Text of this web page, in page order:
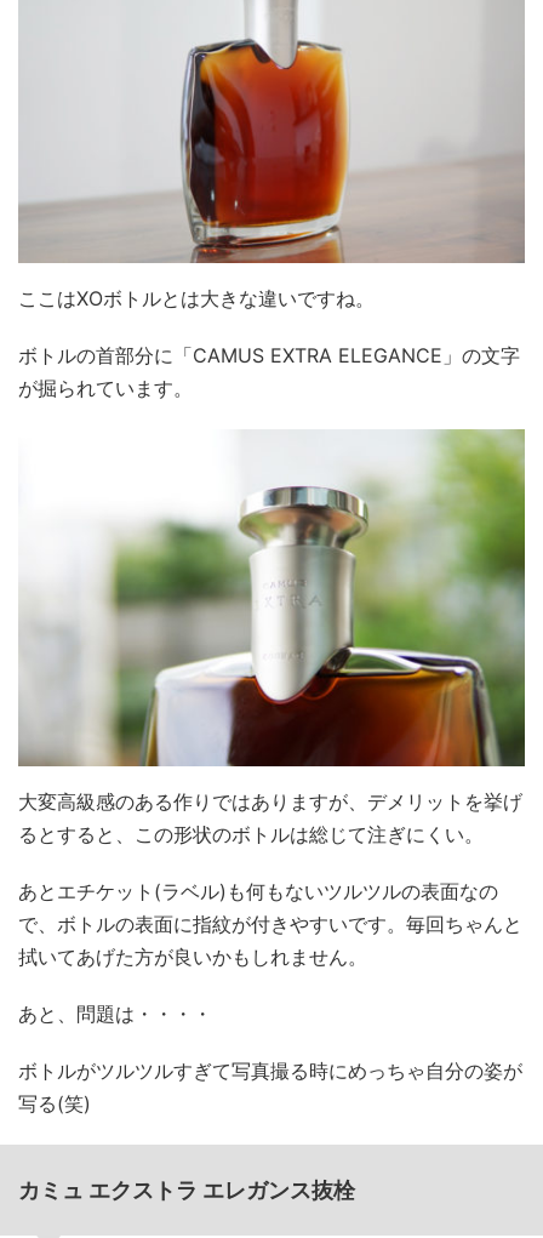
ここはXOボトルとは大きな違いですね。
ボトルの首部分に「CAMUS EXTRA ELEGANCE」の文字
が掘られています。
大変高級感のある作りではありますが、デメリットを挙げ
るとすると、この形状のボトルは総じて注ぎにくい。
あとエチケット(ラベル)も何もないツルツルの表面なの
で、ボトルの表面に指紋が付きやすいです。毎回ちゃんと
拭いてあげた方が良いかもしれません。
あと、問題は・・・・
ボトルがツルツルすぎて写真撮る時にめっちゃ自分の姿が
写る(笑)
カミュ エクストラ エレガンス抜栓